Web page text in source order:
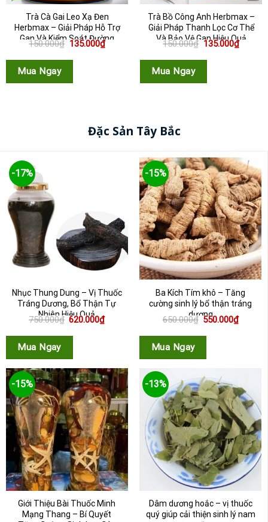
Trà Cà Gai Leo Xạ Đen
Herbmax – Giải Pháp Hỗ Trợ
Gan Và Kiểm Soát Đường
Huyế...
150.000₫ Giá
là:
135.000₫Giá
hiện
Mua Ngay
Trà Bồ Công Anh Herbmax –
Giải Pháp Thanh Lọc Cơ Thể
Và Bảo Vệ Gan Hiệu Quả
150.000₫ Giá
là:
135.000₫Giá
hiện
Mua Ngay
Đặc Sản Tây Bắc
-17%
Nhục Thung Dung – Vị Thuốc
Tráng Dương, Bổ Thận Tự
Nhiên Hiệu Quả
750.000₫ Giá
là:
620.000₫Giá
hiện
Mua Ngay
-15%
Ba Kích Tím khô – Tăng
cường sinh lý bổ thận tráng
dương
650.000₫ Giá
là:
550.000₫Giá
hiện
Mua Ngay
-15%
Giới Thiệu Bài Thuốc Minh
Mạng Thang – Bí Quyết
-13%
Dâm dương hoắc – vị thuốc
quý giúp cải thiện sinh lý nam